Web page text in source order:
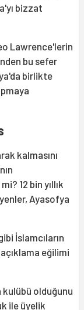
bizzat
Lawrence'lerin
bu sefer
birlikte
kalmasını
12 bin yıllık
Ayasofya
İslamcıların
eğilimi
olduğunu
ile üyelik